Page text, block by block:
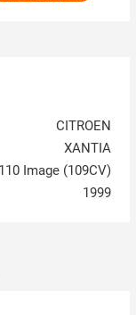
CITROEN
XANTIA
Image (109CV)
1999